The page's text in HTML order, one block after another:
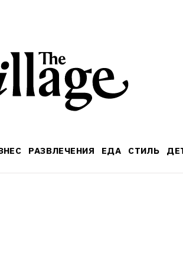
РАЗВЛЕЧЕНИЯ ЕДА СТИЛЬ